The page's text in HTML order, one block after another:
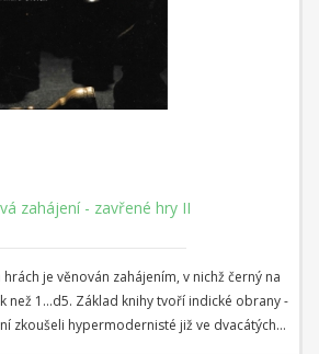
zahájení - zavřené hry II
je věnován zahájením, v nichž černý na
než 1...d5. Základ knihy tvoří indické obrany -
zkoušeli hypermodernisté již ve dvacátých